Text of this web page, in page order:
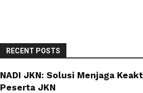
RECENT POSTS
NADI JKN: Solusi Menjaga
Peserta JKN